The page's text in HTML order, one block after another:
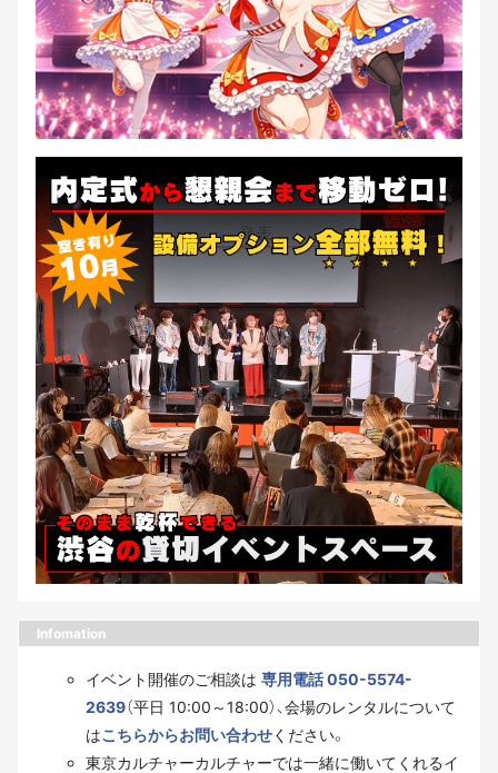
Infomation
イベント開催のご相談は 専用電話 050-5574-
2639（平日 10:00～18:00）、会場のレンタルについて
はこちらからお問い合わせください。
東京カルチャーカルチャーでは一緒に働いてくれるイ